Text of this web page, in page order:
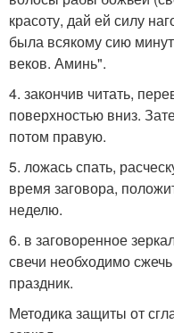
красоту, дай ей силу
была всякому сию
веков. Аминь".
4. закончив читать,
поверхностью вниз.
потом правую.
5. ложась спать,
время заговора,
неделю.
6. в заговоренное
свечи необходимо
праздник.
Методика защиты от